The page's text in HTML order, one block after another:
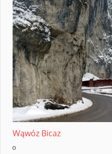
Wąwóz Bicaz